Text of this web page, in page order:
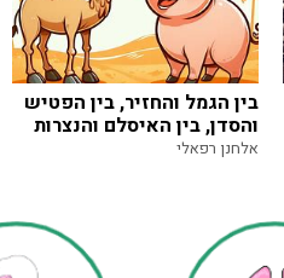
בין הגמל והחזיר, בין הפטיש
והסדן, בין האיסלם והנצרות
אלחנן רפאלי